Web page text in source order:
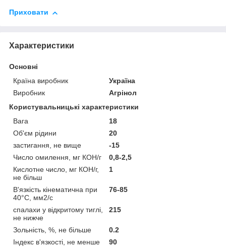
Приховати
Характеристики
Основні
Країна виробник
Україна
Виробник
Агрінол
Користувальницькі характеристики
Вага
18
Об'єм рідини
20
застигання, не вище
-15
Число омилення, мг КОН/г
0,8-2,5
Кислотне число, мг КОН/г,
не більш
1
В'язкість кінематична при
40°С, мм2/с
76-85
спалахи у відкритому тиглі,
не нижче
215
Зольність, %, не більше
0.2
Індекс в'язкості, не менше
90